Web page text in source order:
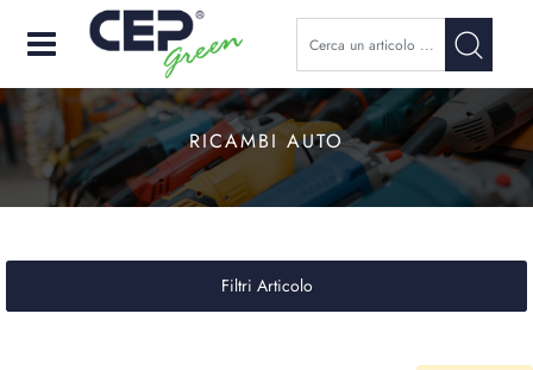
Open
RICAMBI AUTO
Filtri Articolo